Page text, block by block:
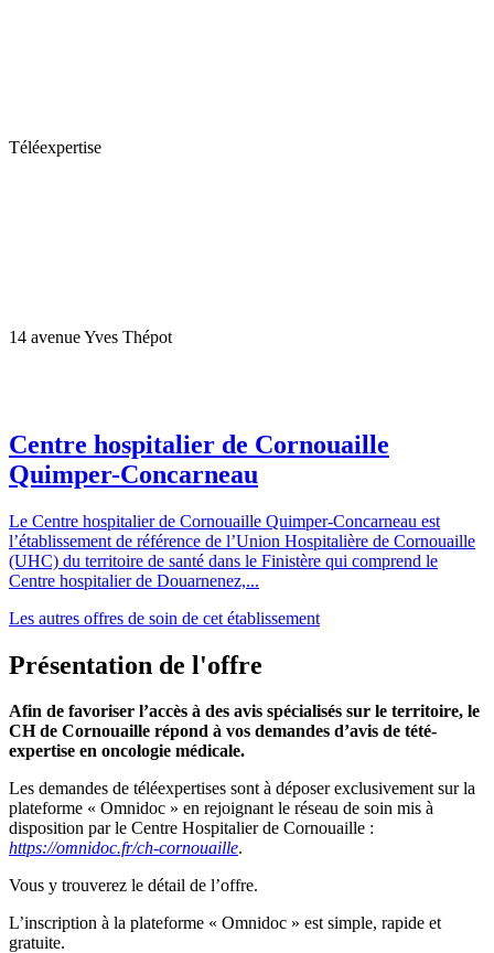
Téléexpertise
14 avenue Yves Thépot
Centre hospitalier de Cornouaille
Quimper-Concarneau
Le Centre hospitalier de Cornouaille Quimper-Concarneau est
l’établissement de référence de l’Union Hospitalière de Cornouaille
(UHC) du territoire de santé dans le Finistère qui comprend le
Centre hospitalier de Douarnenez,...
Les autres offres de soin de cet établissement
Présentation de l'offre
Afin de favoriser l’accès à des avis spécialisés sur le territoire, le
CH de Cornouaille répond à vos demandes d’avis de tété-
expertise en oncologie médicale.
Les demandes de téléexpertises sont à déposer exclusivement sur la
plateforme « Omnidoc » en rejoignant le réseau de soin mis à
disposition par le Centre Hospitalier de Cornouaille :
https://omnidoc.fr/ch-cornouaille.
Vous y trouverez le détail de l’offre.
L’inscription à la plateforme « Omnidoc » est simple, rapide et
gratuite.